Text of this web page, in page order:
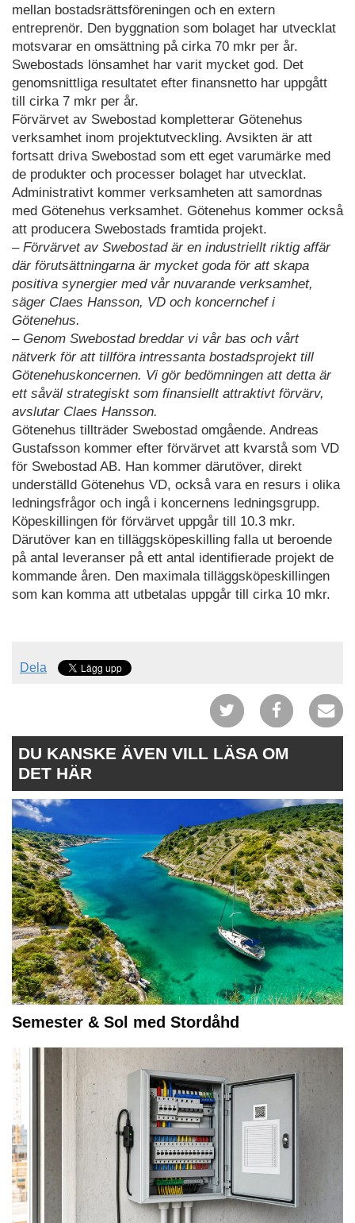
mellan bostadsrättsföreningen och en extern
entreprenör. Den byggnation som bolaget har utvecklat
motsvarar en omsättning på cirka 70 mkr per år.
Swebostads lönsamhet har varit mycket god. Det
genomsnittliga resultatet efter finansnetto har uppgått
till cirka 7 mkr per år.
Förvärvet av Swebostad kompletterar Götenehus
verksamhet inom projektutveckling. Avsikten är att
fortsatt driva Swebostad som ett eget varumärke med
de produkter och processer bolaget har utvecklat.
Administrativt kommer verksamheten att samordnas
med Götenehus verksamhet. Götenehus kommer också
att producera Swebostads framtida projekt.
– Förvärvet av Swebostad är en industriellt riktig affär
där förutsättningarna är mycket goda för att skapa
positiva synergier med vår nuvarande verksamhet,
säger Claes Hansson, VD och koncernchef i
Götenehus.
– Genom Swebostad breddar vi vår bas och vårt
nätverk för att tillföra intressanta bostadsprojekt till
Götenehuskoncernen. Vi gör bedömningen att detta är
ett såväl strategiskt som finansiellt attraktivt förvärv,
avslutar Claes Hansson.
Götenehus tillträder Swebostad omgående. Andreas
Gustafsson kommer efter förvärvet att kvarstå som VD
för Swebostad AB. Han kommer därutöver, direkt
underställd Götenehus VD, också vara en resurs i olika
ledningsfrågor och ingå i koncernens ledningsgrupp.
Köpeskillingen för förvärvet uppgår till 10.3 mkr.
Därutöver kan en tilläggsköpeskilling falla ut beroende
på antal leveranser på ett antal identifierade projekt de
kommande åren. Den maximala tilläggsköpeskillingen
som kan komma att utbetalas uppgår till cirka 10 mkr.
Dela
DU KANSKE ÄVEN VILL LÄSA OM
DET HÄR
Semester & Sol med Stordåhd